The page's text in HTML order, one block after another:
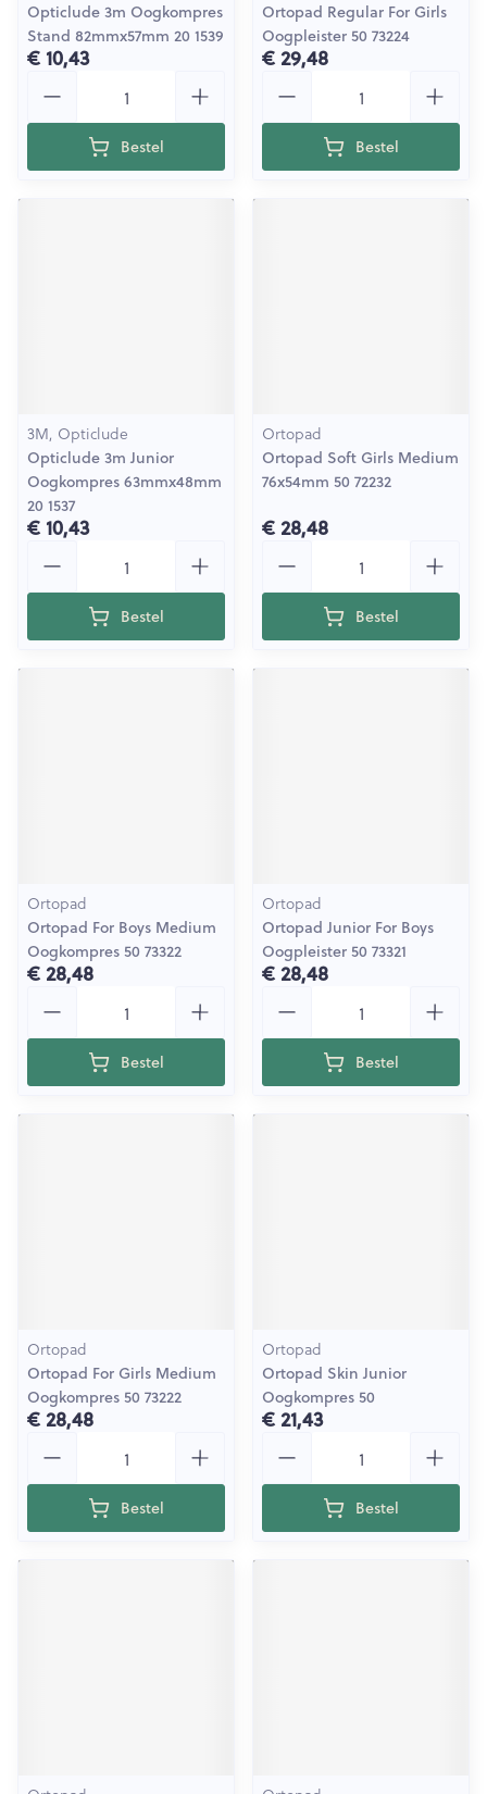
Opticlude 3m Oogkompres
Stand 82mmx57mm 20 1539
€ 10,43
Bestel
Ortopad Regular For Girls
Oogpleister 50 73224
€ 29,48
Bestel
3M, Opticlude
Opticlude 3m Junior
Oogkompres 63mmx48mm
20 1537
€ 10,43
Bestel
Ortopad
Ortopad Soft Girls Medium
76x54mm 50 72232
€ 28,48
Bestel
Ortopad
Ortopad For Boys Medium
Oogkompres 50 73322
€ 28,48
Bestel
Ortopad
Ortopad Junior For Boys
Oogpleister 50 73321
€ 28,48
Bestel
Ortopad
Ortopad For Girls Medium
Oogkompres 50 73222
€ 28,48
Bestel
Ortopad
Ortopad Skin Junior
Oogkompres 50
€ 21,43
Bestel